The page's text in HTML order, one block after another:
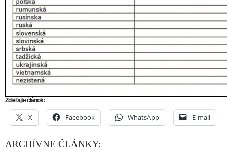
Zdieľajte článok:
X Facebook WhatsApp E-mail
ARCHÍVNE ČLÁNKY: